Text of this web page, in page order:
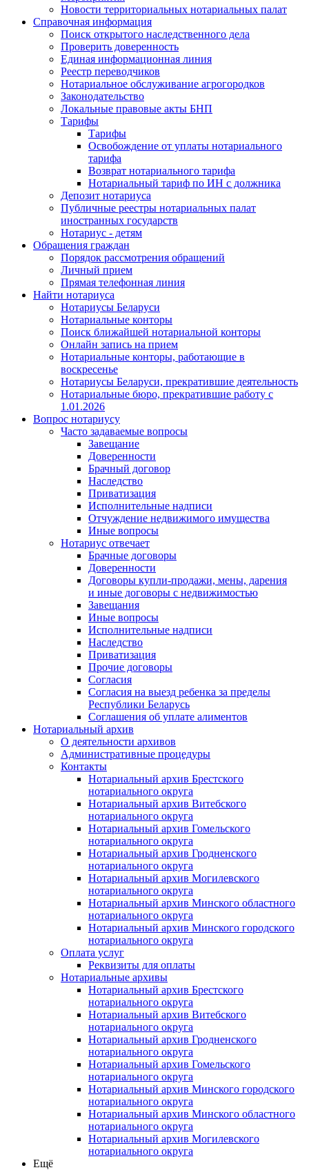
Новости территориальных нотариальных палат
Справочная информация
Поиск открытого наследственного дела
Проверить доверенность
Единая информационная линия
Реестр переводчиков
Нотариальное обслуживание агрогородков
Законодательство
Локальные правовые акты БНП
Тарифы
Тарифы
Освобождение от уплаты нотариального
тарифа
Возврат нотариального тарифа
Нотариальный тариф по ИН с должника
Депозит нотариуса
Публичные реестры нотариальных палат
иностранных государств
Нотариус - детям
Обращения граждан
Порядок рассмотрения обращений
Личный прием
Прямая телефонная линия
Найти нотариуса
Нотариусы Беларуси
Нотариальные конторы
Поиск ближайшей нотариальной конторы
Онлайн запись на прием
Нотариальные конторы, работающие в
воскресенье
Нотариусы Беларуси, прекратившие деятельность
Нотариальные бюро, прекратившие работу с
1.01.2026
Вопрос нотариусу
Часто задаваемые вопросы
Завещание
Доверенности
Брачный договор
Наследство
Приватизация
Исполнительные надписи
Отчуждение недвижимого имущества
Иные вопросы
Нотариус отвечает
Брачные договоры
Доверенности
Договоры купли-продажи, мены, дарения
и иные договоры с недвижимостью
Завещания
Иные вопросы
Исполнительные надписи
Наследство
Приватизация
Прочие договоры
Согласия
Согласия на выезд ребенка за пределы
Республики Беларусь
Соглашения об уплате алиментов
Нотариальный архив
О деятельности архивов
Административные процедуры
Контакты
Нотариальный архив Брестского
нотариального округа
Нотариальный архив Витебского
нотариального округа
Нотариальный архив Гомельского
нотариального округа
Нотариальный архив Гродненского
нотариального округа
Нотариальный архив Могилевского
нотариального округа
Нотариальный архив Минского областного
нотариального округа
Нотариальный архив Минского городского
нотариального округа
Оплата услуг
Реквизиты для оплаты
Нотариальные архивы
Нотариальный архив Брестского
нотариального округа
Нотариальный архив Витебского
нотариального округа
Нотариальный архив Гродненского
нотариального округа
Нотариальный архив Гомельского
нотариального округа
Нотариальный архив Минского городского
нотариального округа
Нотариальный архив Минского областного
нотариального округа
Нотариальный архив Могилевского
нотариального округа
Ещё